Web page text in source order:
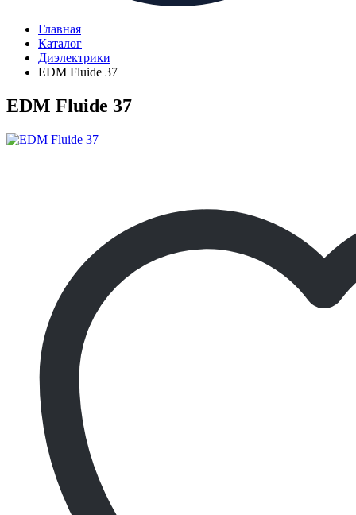
Главная
Каталог
Диэлектрики
EDM Fluide 37
EDM Fluide 37